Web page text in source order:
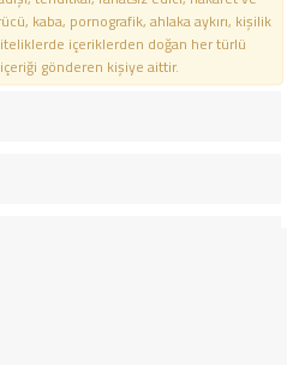
kaba, pornografik, ahlaka aykırı, kişilik
içeriklerden doğan her türlü
gönderen kişiye aittir.